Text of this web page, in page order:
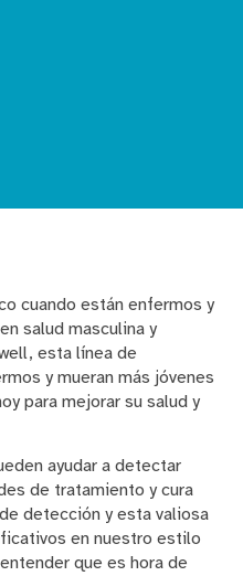
cuando están enfermos y
salud masculina y
esta línea de
y mueran más jóvenes
para mejorar su salud y
ayudar a detectar
de tratamiento y cura
detección y esta valiosa
en nuestro estilo
que es hora de